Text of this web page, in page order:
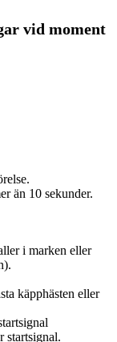
vid moment
än 10 sekunder.
i marken eller
käpphästen eller
startsignal.